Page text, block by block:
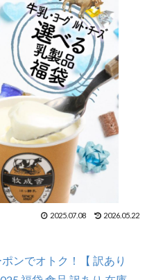
2025.07.08 2026.05.22
ンでオトク！【 訳あり